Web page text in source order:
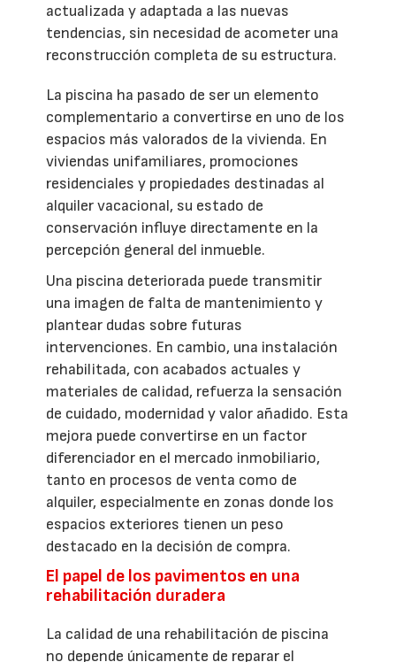
actualizada y adaptada a las nuevas
tendencias, sin necesidad de acometer una
reconstrucción completa de su estructura.
La piscina ha pasado de ser un elemento
complementario a convertirse en uno de los
espacios más valorados de la vivienda. En
viviendas unifamiliares, promociones
residenciales y propiedades destinadas al
alquiler vacacional, su estado de
conservación influye directamente en la
percepción general del inmueble.
Una piscina deteriorada puede transmitir
una imagen de falta de mantenimiento y
plantear dudas sobre futuras
intervenciones. En cambio, una instalación
rehabilitada, con acabados actuales y
materiales de calidad, refuerza la sensación
de cuidado, modernidad y valor añadido. Esta
mejora puede convertirse en un factor
diferenciador en el mercado inmobiliario,
tanto en procesos de venta como de
alquiler, especialmente en zonas donde los
espacios exteriores tienen un peso
destacado en la decisión de compra.
El papel de los pavimentos en una
rehabilitación duradera
La calidad de una rehabilitación de piscina
no depende únicamente de reparar el